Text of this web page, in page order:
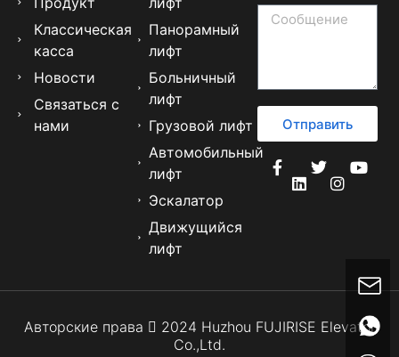
Классическая
касса
Новости
Связаться с
нами
Панорамный
лифт
Больничный
лифт
Грузовой лифт
Автомобильный
лифт
Эскалатор
Движущийся
лифт
Отправить
Авторские права  2024 Huzhou FUJIRISE Elevator
Co.,Ltd.